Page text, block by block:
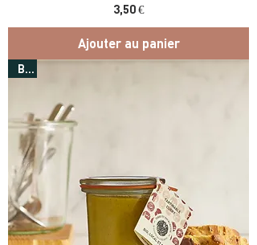
Prix
3,50 €
Ajouter au panier
Bio